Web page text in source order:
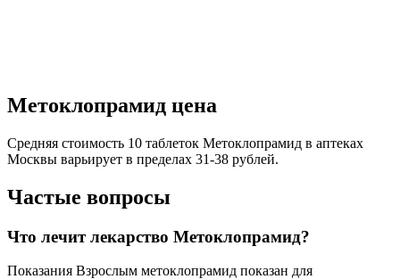
Метоклопрамид цена
Средняя стоимость 10 таблеток Метоклопрамид в аптеках
Москвы варьирует в пределах 31-38 рублей.
Частые вопросы
Что лечит лекарство Метоклопрамид?
Показания Взрослым метоклопрамид показан для